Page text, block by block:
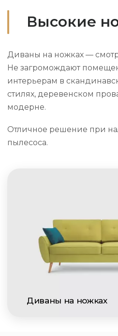
Диваны на ножках
Высокие
Диваны на ножках —
Не загромождают
интерьерам в
стилях, деревенском
модерне.
Отличное решение при
пылесоса.